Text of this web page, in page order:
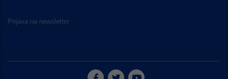
Prijava na newsletter